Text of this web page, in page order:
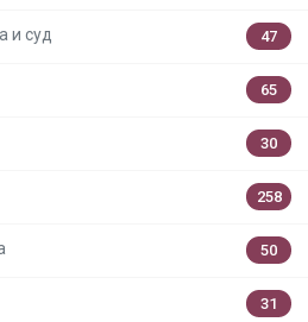
и суд 47
65
30
258
50
31